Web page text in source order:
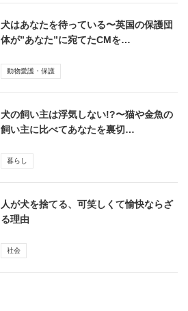
犬はあなたを待っている〜英国の保護団
体が”あなた”に宛てたCMを…
動物愛護・保護
犬の飼い主は浮気しない!?〜猫や金魚の
飼い主に比べてあなたを裏切…
暮らし
人が犬を捨てる、可笑しくて愉快ならざ
る理由
社会